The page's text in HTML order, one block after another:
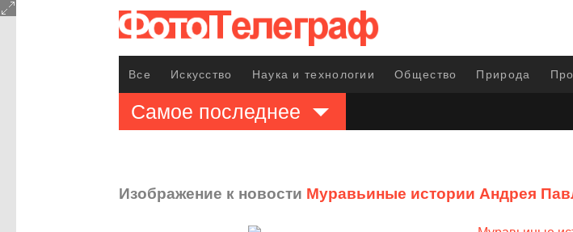
Все Искусство Наука и технологии Общество Природа
Самое последнее
Изображение к новости Муравьиные истории Андрея